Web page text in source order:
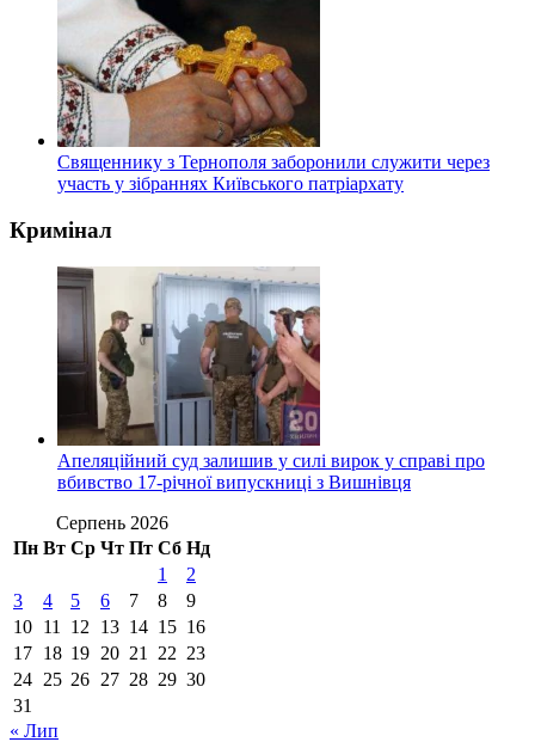
Священнику з Тернополя заборонили служити через
участь у зібраннях Київського патріархату
Кримінал
Апеляційний суд залишив у силі вирок у справі про
вбивство 17-річної випускниці з Вишнівця
Серпень 2026
Пн Вт Ср Чт Пт Сб Нд
1
2
3
4 5 6 7 8
9
10 11 12 13 14 15 16
17 18 19 20 21 22 23
24 25 26 27 28 29 30
31
« Лип